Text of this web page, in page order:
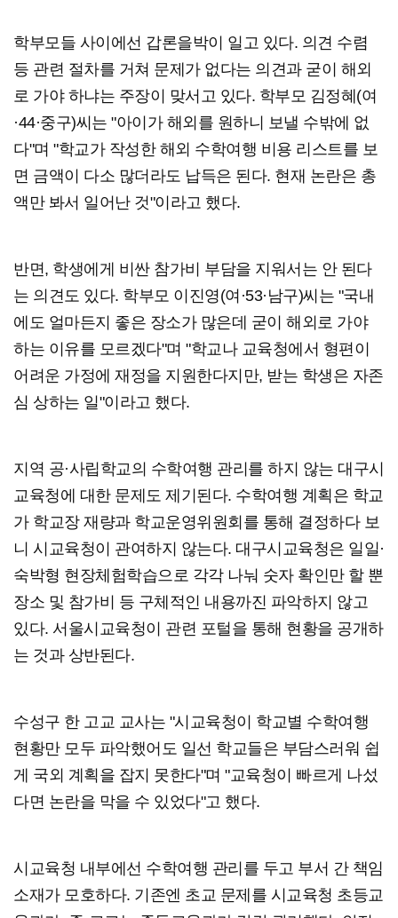
학부모들 사이에선 갑론을박이 일고 있다. 의견 수렴
등 관련 절차를 거쳐 문제가 없다는 의견과 굳이 해외
로 가야 하냐는 주장이 맞서고 있다. 학부모 김정혜(여
·44·중구)씨는 "아이가 해외를 원하니 보낼 수밖에 없
다"며 "학교가 작성한 해외 수학여행 비용 리스트를 보
면 금액이 다소 많더라도 납득은 된다. 현재 논란은 총
액만 봐서 일어난 것"이라고 했다.
반면, 학생에게 비싼 참가비 부담을 지워서는 안 된다
는 의견도 있다. 학부모 이진영(여·53·남구)씨는 "국내
에도 얼마든지 좋은 장소가 많은데 굳이 해외로 가야
하는 이유를 모르겠다"며 "학교나 교육청에서 형편이
어려운 가정에 재정을 지원한다지만, 받는 학생은 자존
심 상하는 일"이라고 했다.
지역 공·사립학교의 수학여행 관리를 하지 않는 대구시
교육청에 대한 문제도 제기된다. 수학여행 계획은 학교
가 학교장 재량과 학교운영위원회를 통해 결정하다 보
니 시교육청이 관여하지 않는다. 대구시교육청은 일일·
숙박형 현장체험학습으로 각각 나눠 숫자 확인만 할 뿐
장소 및 참가비 등 구체적인 내용까진 파악하지 않고
있다. 서울시교육청이 관련 포털을 통해 현황을 공개하
는 것과 상반된다.
수성구 한 고교 교사는 "시교육청이 학교별 수학여행
현황만 모두 파악했어도 일선 학교들은 부담스러워 쉽
게 국외 계획을 잡지 못한다"며 "교육청이 빠르게 나섰
다면 논란을 막을 수 있었다"고 했다.
시교육청 내부에선 수학여행 관리를 두고 부서 간 책임
소재가 모호하다. 기존엔 초교 문제를 시교육청 초등교